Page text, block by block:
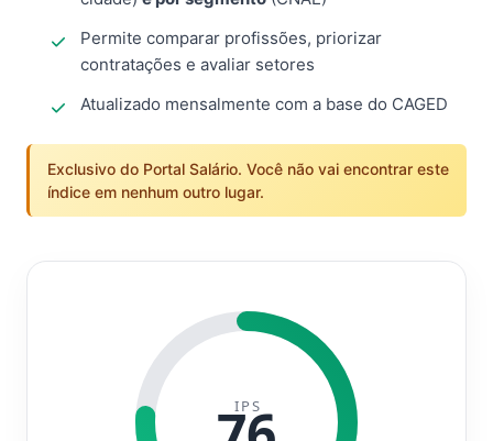
Permite comparar profissões, priorizar
contratações e avaliar setores
Atualizado mensalmente com a base do CAGED
Exclusivo do Portal Salário. Você não vai encontrar este
índice em nenhum outro lugar.
IPS